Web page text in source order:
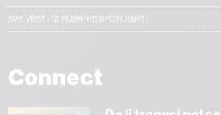
SVE VESTI IZ RUBRIKE SPOTLIGHT
Connect